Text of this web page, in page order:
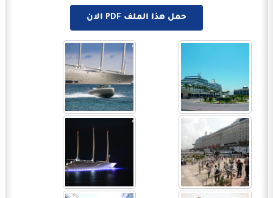
حمل هذا الملف PDF الان